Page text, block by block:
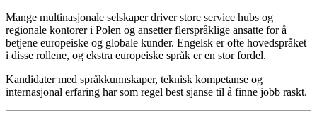
Mange multinasjonale selskaper driver store service hubs og
regionale kontorer i Polen og ansetter flerspråklige ansatte for å
betjene europeiske og globale kunder. Engelsk er ofte hovedspråket
i disse rollene, og ekstra europeiske språk er en stor fordel.
Kandidater med språkkunnskaper, teknisk kompetanse og
internasjonal erfaring har som regel best sjanse til å finne jobb raskt.